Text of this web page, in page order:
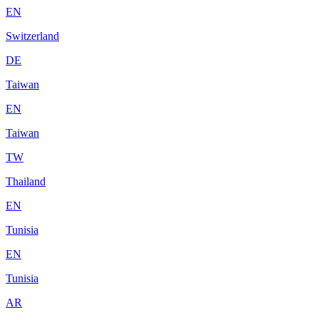
EN
Switzerland
DE
Taiwan
EN
Taiwan
TW
Thailand
EN
Tunisia
EN
Tunisia
AR